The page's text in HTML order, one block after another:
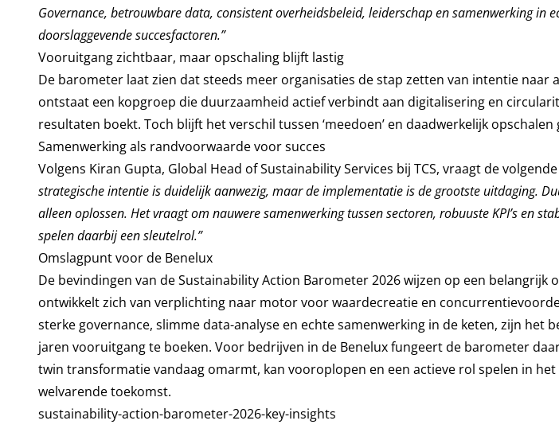
Governance, betrouwbare data, consistent overheidsbeleid, leiderschap en samenwerking in
doorslaggevende succesfactoren.”
Vooruitgang zichtbaar, maar opschaling blijft lastig
De barometer laat zien dat steeds meer organisaties de stap zetten van intentie naar
ontstaat een kopgroep die duurzaamheid actief verbindt aan digitalisering en
resultaten boekt. Toch blijft het verschil tussen ‘meedoen’ en daadwerkelijk opschalen
Samenwerking als randvoorwaarde voor succes
Volgens Kiran Gupta, Global Head of Sustainability Services bij TCS, vraagt de
strategische intentie is duidelijk aanwezig, maar de implementatie is de grootste uitdaging.
alleen oplossen. Het vraagt om nauwere samenwerking tussen sectoren, robuuste KPI’s en
spelen daarbij een sleutelrol.”
Omslagpunt voor de Benelux
De bevindingen van de Sustainability Action Barometer 2026 wijzen op een belangrijk
ontwikkelt zich van verplichting naar motor voor waardecreatie en
sterke governance, slimme data-analyse en echte samenwerking in de keten, zijn het
jaren vooruitgang te boeken. Voor bedrijven in de Benelux fungeert de barometer
twin transformatie vandaag omarmt, kan vooroplopen en een actieve rol spelen in
welvarende toekomst.
sustainability-action-barometer-2026-key-insights